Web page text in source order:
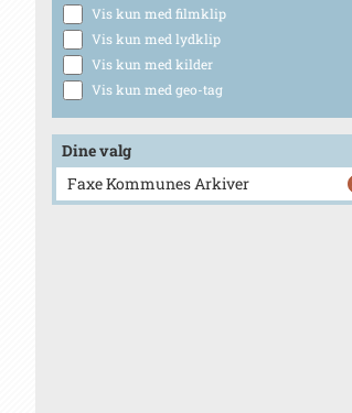
Vis kun med filmklip
Vis kun med lydklip
Vis kun med kilder
Vis kun med geo-tag
Dine valg
Faxe Kommunes Arkiver